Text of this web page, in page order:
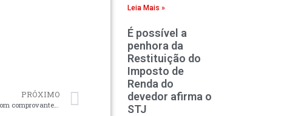
PRÓXIMO
Casal impedido de embarcar para réveillon mesmo com comprovante de vacina será indenizado
Leia Mais »
É possível a
penhora da
Restituição do
Imposto de
Renda do
devedor afirma o
STJ